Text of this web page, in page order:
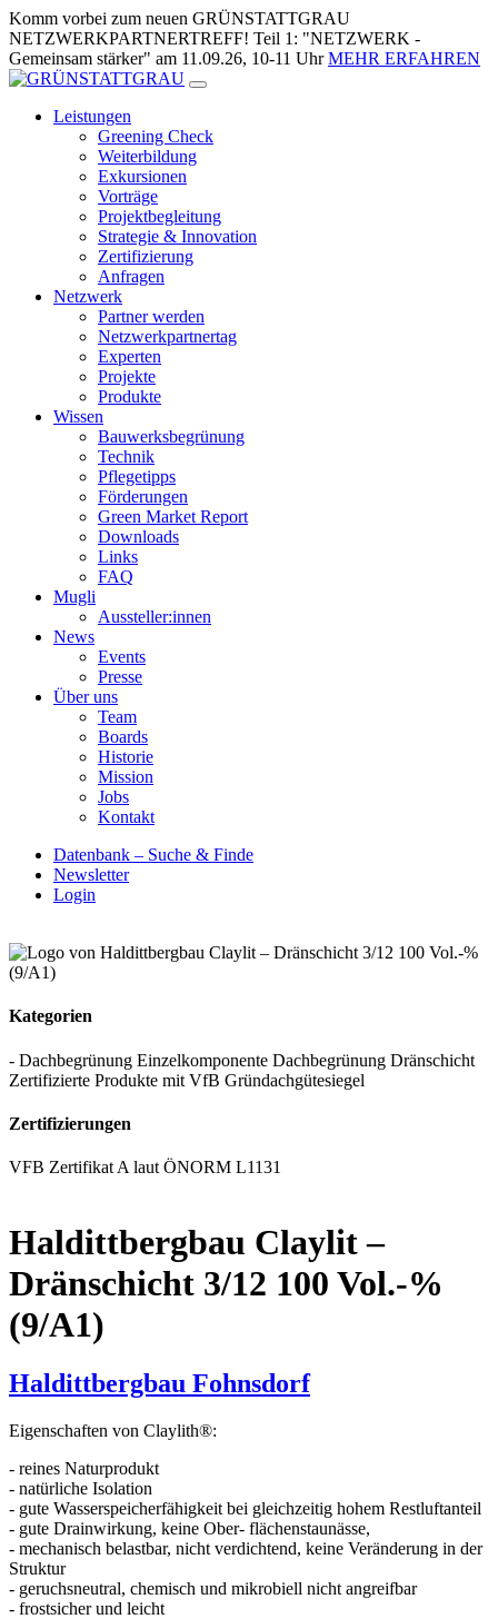
Zum
Inhalt
springen
Komm vorbei zum neuen GRÜNSTATTGRAU
NETZWERKPARTNERTREFF! Teil 1: "NETZWERK -
Gemeinsam stärker" am 11.09.26, 10-11 UhrMEHR ERFAHREN
Leistungen
Greening Check
Weiterbildung
Exkursionen
Vorträge
Projektbegleitung
Strategie & Innovation
Zertifizierung
Anfragen
Netzwerk
Partner werden
Netzwerkpartnertag
Experten
Projekte
Produkte
Wissen
Bauwerksbegrünung
Technik
Pflegetipps
Förderungen
Green Market Report
Downloads
Links
FAQ
Mugli
Aussteller:innen
News
Events
Presse
Über uns
Team
Boards
Historie
Mission
Jobs
Kontakt
Datenbank – Suche & Finde
Newsletter
Login
Kategorien
- Dachbegrünung Einzelkomponente Dachbegrünung Dränschicht
Zertifizierte Produkte mit VfB Gründachgütesiegel
Zertifizierungen
VFB Zertifikat A laut ÖNORM L1131
Haldittbergbau Claylit –
Dränschicht 3/12 100 Vol.-%
(9/A1)
Haldittbergbau Fohnsdorf
Eigenschaften von Claylith®:
- reines Naturprodukt
- natürliche Isolation
- gute Wasserspeicherfähigkeit bei gleichzeitig hohem Restluftanteil
- gute Drainwirkung, keine Ober- flächenstaunässe,
- mechanisch belastbar, nicht verdichtend, keine Veränderung in der
Struktur
- geruchsneutral, chemisch und mikrobiell nicht angreifbar
- frostsicher und leicht